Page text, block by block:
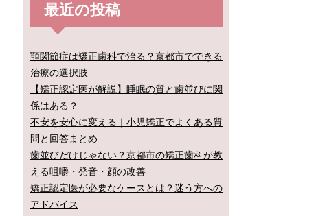
最近の投稿
顎関節症は矯正歯科で治る？京都市でできる
治療の選択肢
【矯正認定医が解説】睡眠の質と歯並びに関
係はある？
不安を安心に変える｜小児矯正でよくある質
問と回答まとめ
歯並びだけじゃない？京都市の矯正歯科が教
える咀嚼・発音・顔の改善
矯正認定医が必要なケースとは？迷う方への
アドバイス